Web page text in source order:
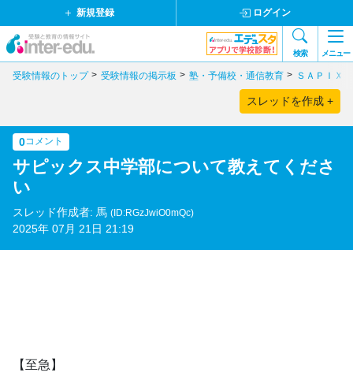
新規登録 ログイン
検索 メニュー
受験情報のトップ 受験情報の掲示板 塾・予備校・通信教育 ＳＡＰＩＸ
スレッドを作成 +
0コメント
サピックス中学部について教えてくださ
い
スレッド作成者: 馬 (ID:RGzJwiO0mQc)
2025年 07月 21日 21:19
【至急】